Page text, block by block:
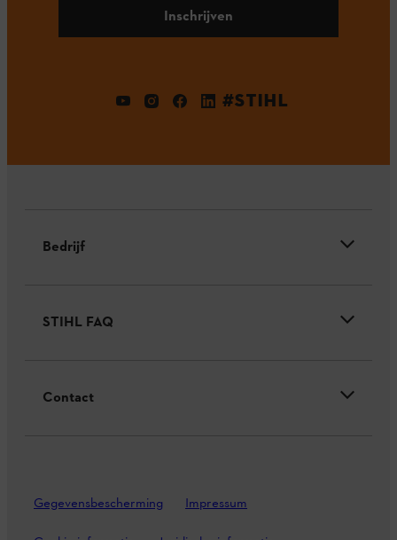
Inschrijven
#STIHL
Bedrijf
STIHL FAQ
Contact
Gegevensbescherming Impressum